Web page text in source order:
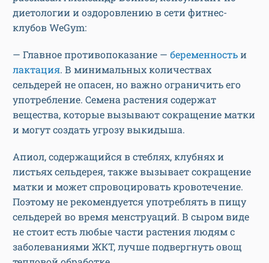
диетологии и оздоровлению в сети фитнес-
клубов WeGym:
— Главное противопоказание — беременностьи
лактация. В минимальных количествах
сельдерей не опасен, но важно ограничить его
употребление. Семена растения содержат
вещества, которые вызывают сокращение матки
и могут создать угрозу выкидыша.
Апиол, содержащийся в стеблях, клубнях и
листьях сельдерея, также вызывает сокращение
матки и может спровоцировать кровотечение.
Поэтому не рекомендуется употреблять в пищу
сельдерей во время менструаций. В сыром виде
не стоит есть любые части растения людям с
заболеваниями ЖКТ, лучше подвергнуть овощ